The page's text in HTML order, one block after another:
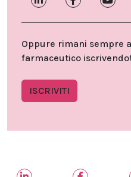
Oppure rimani sempre
farmaceutico
ISCRIVITI